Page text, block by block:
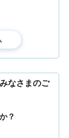
なさまのご
？